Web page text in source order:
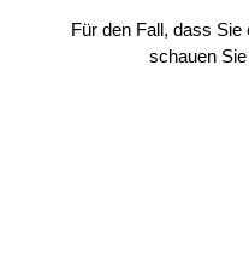
Für den Fall, dass
schauen